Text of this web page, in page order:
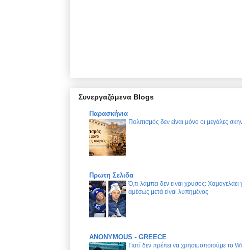
Συνεργαζόμενα Blogs
Παρασκήνια
Πολιτισμός δεν είναι μόνο οι μεγάλες
Πρωτη Σελιδα
Ό,τι λάμπει δεν είναι χρυσός:
αμέσως μετά είναι λυπημένος
ANONYMOUS - GREECE
Γιατί δεν πρέπει να χρησιμοποιούμε το